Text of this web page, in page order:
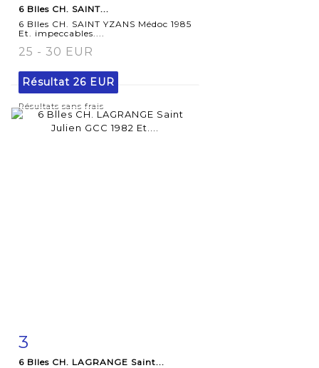
6 Blles CH. SAINT...
6 Blles CH. SAINT YZANS Médoc 1985
Et. impeccables....
25 - 30 EUR
Résultat 26 EUR
Résultats sans frais
3
6 Blles CH. LAGRANGE Saint...